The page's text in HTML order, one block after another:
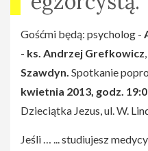
Gośćmi będą: psycholog -
- ks. Andrzej Grefkowicz
Szawdyn. Spotkanie
kwietnia 2013, godz.
Dzieciątka Jezus, ul. W.
Jeśli … ... studiujesz